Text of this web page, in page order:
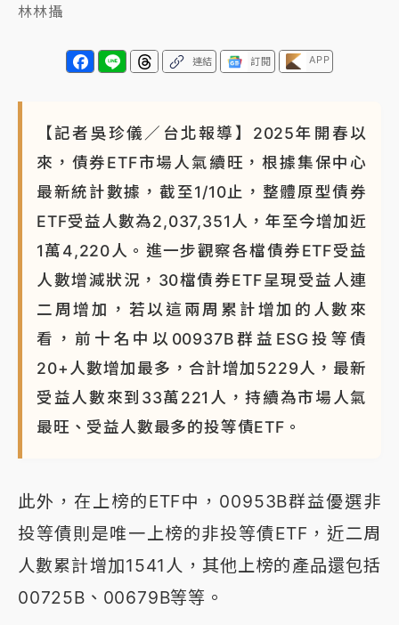
林林攝
連結 訂閱 APP
【記者吳珍儀／台北報導】2025年開春以
來，債券ETF市場人氣續旺，根據集保中心
最新統計數據，截至1/10止，整體原型債券
ETF受益人數為2,037,351人，年至今增加近
1萬4,220人。進一步觀察各檔債券ETF受益
人數增減狀況，30檔債券ETF呈現受益人連
二周增加，若以這兩周累計增加的人數來
看，前十名中以00937B群益ESG投等債
20+人數增加最多，合計增加5229人，最新
受益人數來到33萬221人，持續為市場人氣
最旺、受益人數最多的投等債ETF。
此外，在上榜的ETF中，00953B群益優選非
投等債則是唯一上榜的非投等債ETF，近二周
人數累計增加1541人，其他上榜的產品還包括
00725B、00679B等等。